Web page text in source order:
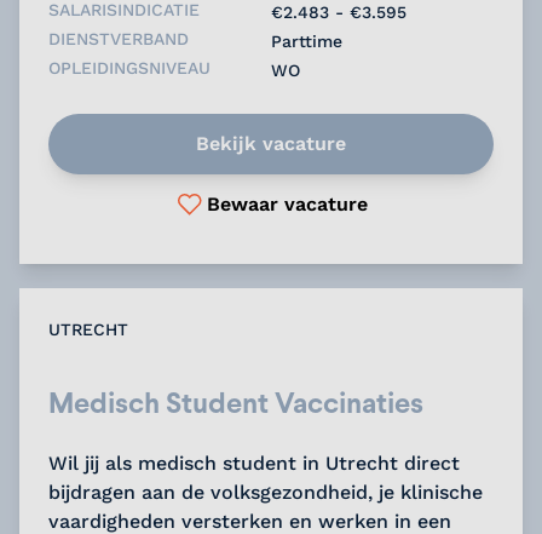
SALARISINDICATIE
€2.483 - €3.595
DIENSTVERBAND
Parttime
OPLEIDINGSNIVEAU
WO
Bekijk vacature
Bewaar vacature
UTRECHT
Medisch Student Vaccinaties
Wil jij als medisch student in Utrecht direct
bijdragen aan de volksgezondheid, je klinische
vaardigheden versterken en werken in een